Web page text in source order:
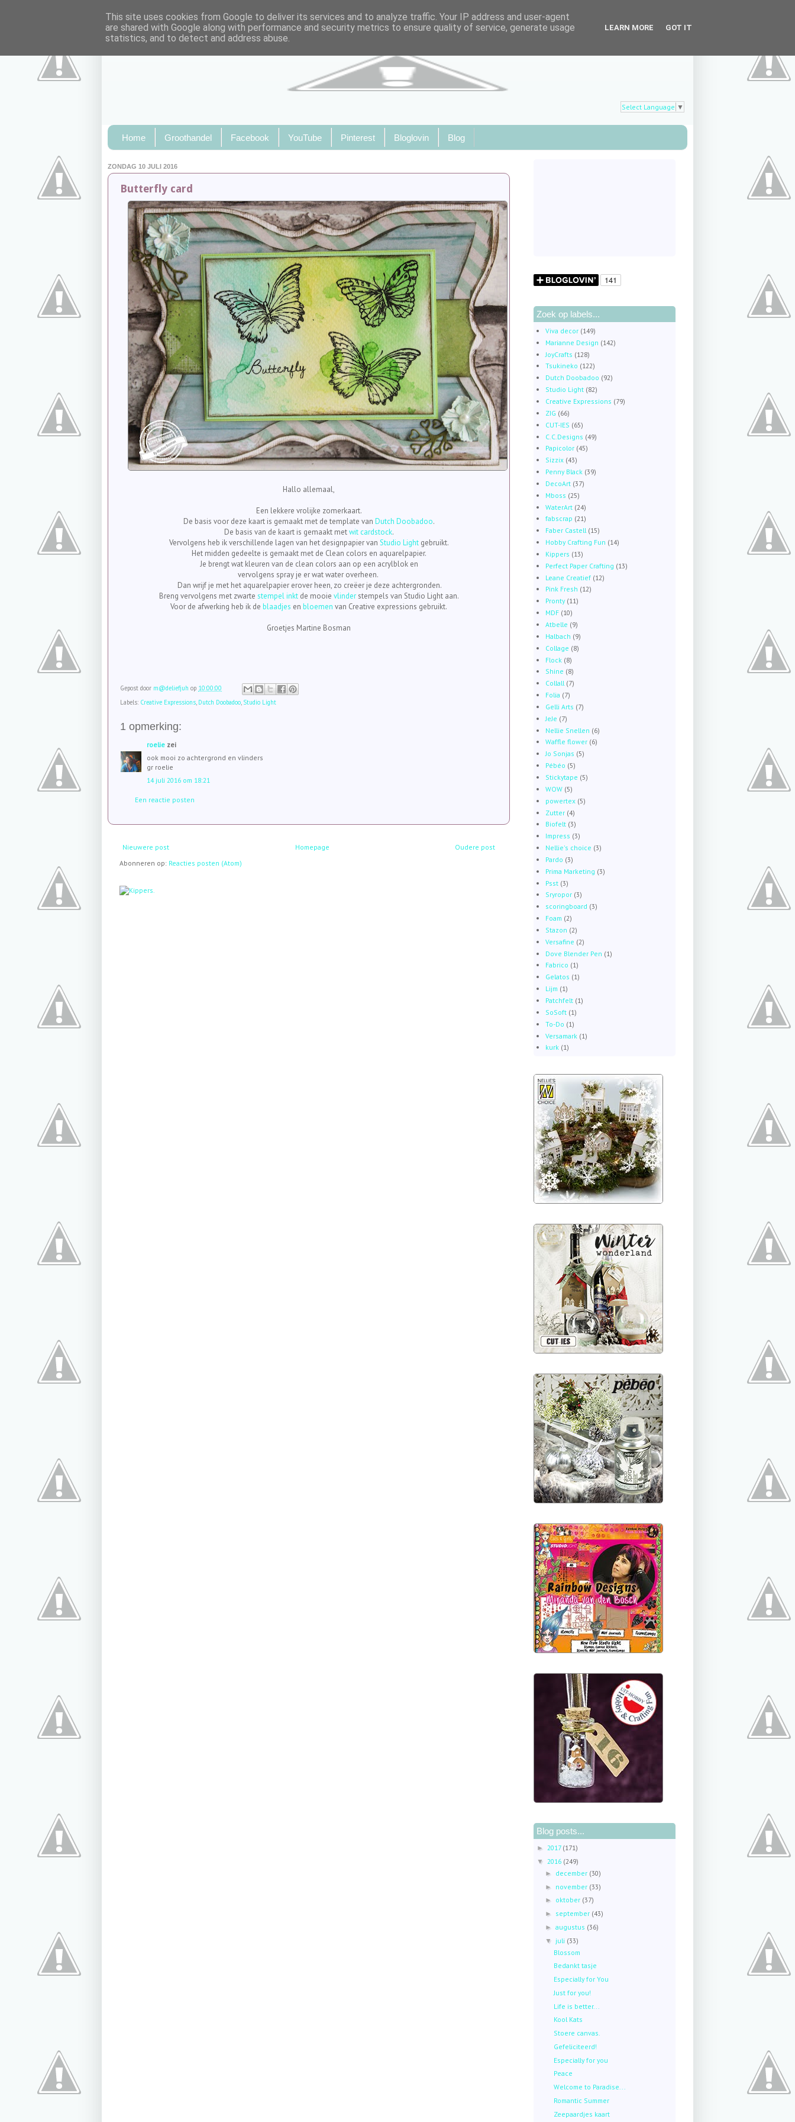
Select Language ▼
Home Groothandel Facebook YouTube Pinterest Bloglovin Blog
ZONDAG 10 JULI 2016
Butterfly card
Hallo allemaal,
Een lekkere vrolijke zomerkaart.
De basis voor deze kaart is gemaakt met de template van Dutch Doobadoo.
De basis van de kaart is gemaakt metwit cardstock.
Vervolgens heb ik verschillende lagen van het designpapier van Studio Lightgebruikt.
Het midden gedeelte is gemaakt met de Clean colors en aquarelpapier.
Je brengt wat kleuren van de clean colors aan op een acrylblok en
vervolgens spray je er wat water overheen.
Dan wrijf je met het aquarelpapier erover heen, zo creëer je deze achtergronden.
Breng vervolgens met zwarte stempel inktde mooie vlinderstempels van Studio Light aan.
Voor de afwerking heb ik de blaadjes en bloemen van Creative expressions gebruikt.
Groetjes Martine Bosman
Gepost door m@deliefjuh op 10:00:00
Labels: Creative Expressions, Dutch Doobadoo, Studio Light
1 opmerking:
roelie zei
ook mooi zo achtergrond en vlinders
gr roelie
14 juli 2016 om 18:21
Een reactie posten
Nieuwere post Oudere post
Homepage
Abonneren op: Reacties posten (Atom)
Zoek op labels...
Viva decor (149)
Marianne Design (142)
JoyCrafts (128)
Tsukineko (122)
Dutch Doobadoo (92)
Studio Light (82)
Creative Expressions (79)
ZIG (66)
CUT-IES (65)
C.C.Designs (49)
Papicolor (45)
Sizzix (43)
Penny Black (39)
DecoArt (37)
Mboss (25)
WaterArt (24)
fabscrap (21)
Faber Castell (15)
Hobby Crafting Fun (14)
Kippers (13)
Perfect Paper Crafting (13)
Leane Creatief (12)
Pink Fresh (12)
Pronty (11)
MDF (10)
Atbelle (9)
Halbach (9)
Collage (8)
Flock (8)
Shine (8)
Collall (7)
Folia (7)
Gelli Arts (7)
JeJe (7)
Nellie Snellen (6)
Waffle flower (6)
Jo Sonjas (5)
Pébéo (5)
Stickytape (5)
WOW (5)
powertex (5)
Zutter (4)
Biofelt (3)
Impress (3)
Nellie's choice (3)
Pardo (3)
Prima Marketing (3)
Psst (3)
Sryropor (3)
scoringboard (3)
Foam (2)
Stazon (2)
Versafine (2)
Dove Blender Pen (1)
Fabrico (1)
Gelatos (1)
Lijm (1)
Patchfelt (1)
SoSoft (1)
To-Do (1)
Versamark (1)
kurk (1)
Blog posts...
► 2017 (171)
▼ 2016 (249)
► december (30)
► november (33)
► oktober (37)
► september (43)
►augustus (36)
▼ juli (33)
Blossom
Bedankt tasje
Especially for You
Just for you!
Life is better...
Kool Kats
Stoere canvas.
Gefeliciteerd!
Especially for you
Peace
Welcome to Paradise...
Romantic Summer
Zeepaardjes kaart
This site uses cookies from Google to deliver its services and to analyze traffic. Your IP address and user-agent
are shared with Google along with performance and security metrics to ensure quality of service, generate usage
statistics, and to detect and address abuse.
LEARN MORE GOT IT